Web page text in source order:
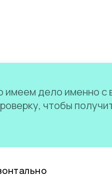
дело именно с
чтобы